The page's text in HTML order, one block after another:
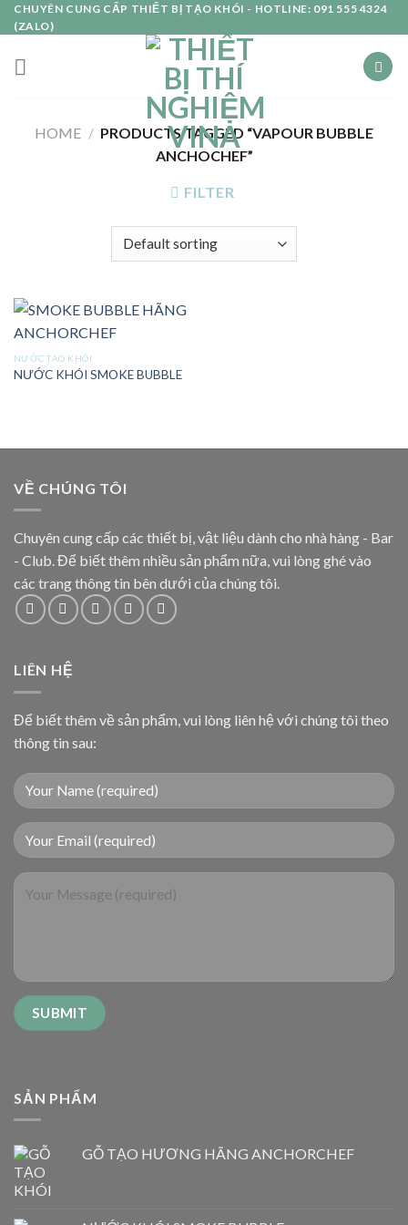
Skip
to
content
CHUYÊN CUNG CẤP THIẾT BỊ TẠO KHÓI - HOTLINE: 091 555 4324
(ZALO)
HOME / PRODUCTS TAGGED “VAPOUR BUBBLE
ANCHOCHEF”
FILTER
NƯỚC TẠO KHÓI
NƯỚC KHÓI SMOKE BUBBLE
VỀ CHÚNG TÔI
Chuyên cung cấp các thiết bị, vật liệu dành cho nhà hàng - Bar
- Club. Để biết thêm nhiều sản phẩm nữa, vui lòng ghé vào
các trang thông tin bên dưới của chúng tôi.
LIÊN HỆ
Để biết thêm về sản phẩm, vui lòng liên hệ với chúng tôi theo
thông tin sau:
SẢN PHẨM
GỖ TẠO HƯƠNG HÃNG ANCHORCHEF